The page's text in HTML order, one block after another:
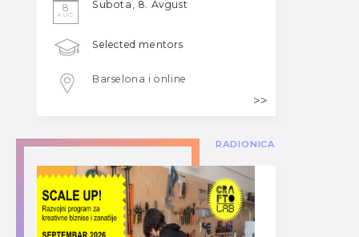
8
AUG
Subota, 8. Avgust
Selected mentors
Barselona i online
RADIONICA